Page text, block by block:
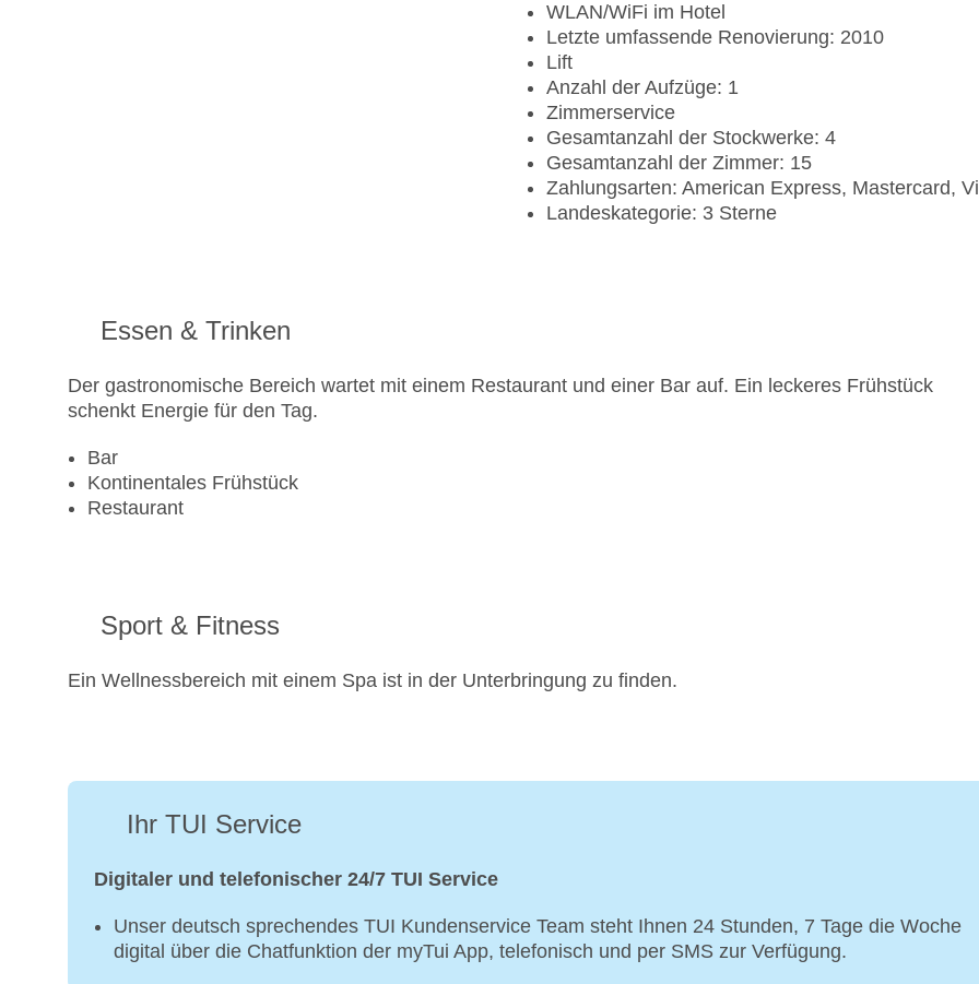
WLAN/WiFi im Hotel
Letzte umfassende Renovierung: 2010
Lift
Anzahl der Aufzüge: 1
Zimmerservice
Gesamtanzahl der Stockwerke: 4
Gesamtanzahl der Zimmer: 15
Zahlungsarten: American Express, Mastercard,
Landeskategorie: 3 Sterne
Essen & Trinken
Der gastronomische Bereich wartet mit einem Restaurant und einer Bar auf. Ein leckeres Frühstück
schenkt Energie für den Tag.
Bar
Kontinentales Frühstück
Restaurant
Sport & Fitness
Ein Wellnessbereich mit einem Spa ist in der Unterbringung zu finden.
Ihr TUI Service
Digitaler und telefonischer 24/7 TUI Service
Unser deutsch sprechendes TUI Kundenservice Team steht Ihnen 24 Stunden, 7 Tage die Woche
digital über die Chatfunktion der myTui App, telefonisch und per SMS zur Verfügung.